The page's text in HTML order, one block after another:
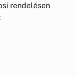
rendelésen